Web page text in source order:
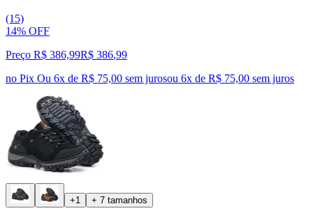
(15)
14% OFF
Preço R$ 386,99R$ 386,99
no Pix Ou 6x de R$ 75,00 sem jurosou 6x de R$ 75,00 sem juros
+1 + 7 tamanhos